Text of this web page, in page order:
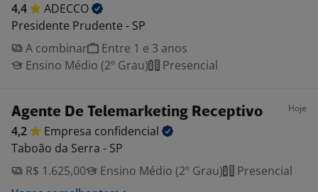
4,4
ADECCO
Presidente Prudente - SP
A combinar
Entre 1 e 3 anos
Ensino Médio (2º Grau)
Presencial
Agente De Telemarketing Receptivo Hoje
4,2 Empresa confidencial
Taboão da Serra - SP
R$ 1.625,00
Ensino Médio (2º Grau)
Presencial